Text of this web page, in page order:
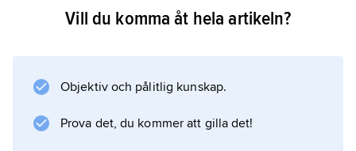
Mindre Asien.
fullbordat först på 100-talet e.Kr., med
oraklets verksamhet.
Vill du komma åt hela artikeln?
Objektiv och pålitlig kunskap.
Prova det, du kommer att gilla det!